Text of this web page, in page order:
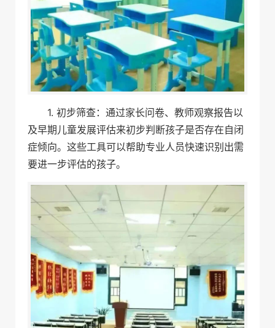
1. 初步筛查：通过家长问卷、教师观察报告以
及早期儿童发展评估来初步判断孩子是否存在自闭
症倾向。这些工具可以帮助专业人员快速识别出需
要进一步评估的孩子。